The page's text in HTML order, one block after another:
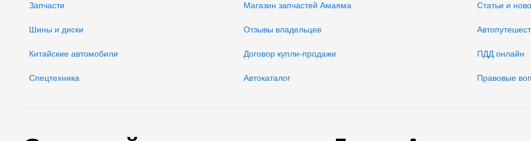
Запчасти
Шины и диски
Китайские автомобили
Спецтехника
Магазин запчастей Амаяма
Отзывы владельцев
Договор купли-продажи
Автокаталог
Статьи и
ПДД онлайн
Правовые